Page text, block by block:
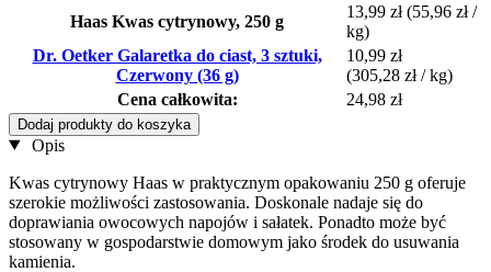
Haas Kwas cytrynowy, 250 g
13,99 zł (55,96 zł /
kg)
Dr. Oetker Galaretka do ciast, 3 sztuki,
Czerwony (36 g)
10,99 zł
(305,28 zł / kg)
Cena całkowita:
24,98 zł
Dodaj produkty do koszyka
Opis
Kwas cytrynowy Haas w praktycznym opakowaniu 250 g oferuje
szerokie możliwości zastosowania. Doskonale nadaje się do
doprawiania owocowych napojów i sałatek. Ponadto może być
stosowany w gospodarstwie domowym jako środek do usuwania
kamienia.